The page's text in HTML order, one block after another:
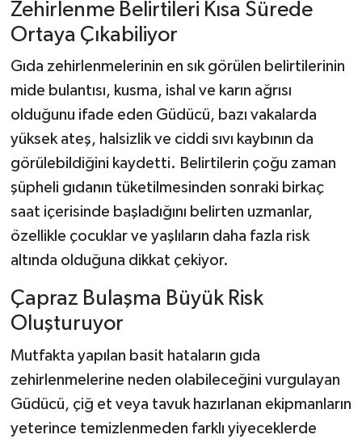
Zehirlenme Belirtileri Kısa Sürede
Ortaya Çıkabiliyor
Gıda zehirlenmelerinin en sık görülen belirtilerinin
mide bulantısı, kusma, ishal ve karın ağrısı
olduğunu ifade eden Güdücü, bazı vakalarda
yüksek ateş, halsizlik ve ciddi sıvı kaybının da
görülebildiğini kaydetti. Belirtilerin çoğu zaman
şüpheli gıdanın tüketilmesinden sonraki birkaç
saat içerisinde başladığını belirten uzmanlar,
özellikle çocuklar ve yaşlıların daha fazla risk
altında olduğuna dikkat çekiyor.
Çapraz Bulaşma Büyük Risk
Oluşturuyor
Mutfakta yapılan basit hataların gıda
zehirlenmelerine neden olabileceğini vurgulayan
Güdücü, çiğ et veya tavuk hazırlanan ekipmanların
yeterince temizlenmeden farklı yiyeceklerde